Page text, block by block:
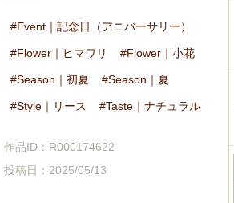
Event｜記念日（アニバーサリー）
Flower｜ヒマワリ Flower｜小花
Season｜初夏 Season｜夏
Style｜リース Taste｜ナチュラル
作品ID：R000174622
投稿日：2025/05/13